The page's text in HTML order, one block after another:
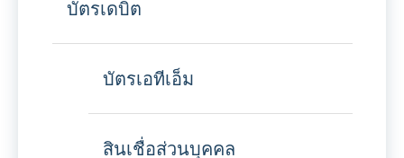
บัตรเดบิต
บัตรเอทีเอ็ม
สินเชื่อส่วนบุคคล